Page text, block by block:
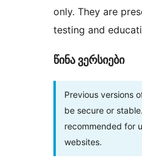
only. They are
testing and
წინა ვერსიები
Previous versions
be secure or
recommended for
websites.